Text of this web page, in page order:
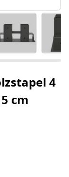
4
cm